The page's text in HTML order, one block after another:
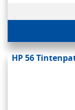
HP 56